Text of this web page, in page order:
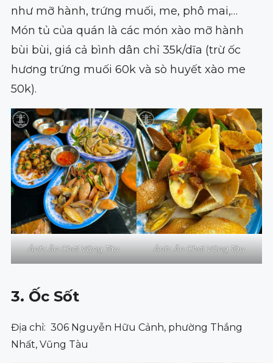
như mỡ hành, trứng muối, me, phô mai,…
Món tủ của quán là các món xào mỡ hành
bùi bùi, giá cả bình dân chỉ 35k/dĩa (trừ ốc
hương trứng muối 60k và sò huyết xào me
50k).
Ảnh: Ăn Chơi Vũng Tàu Ảnh: Ăn Chơi Vũng Tàu
3. Ốc Sốt
Địa chỉ: 306 Nguyễn Hữu Cảnh, phường Thắng
Nhất, Vũng Tàu